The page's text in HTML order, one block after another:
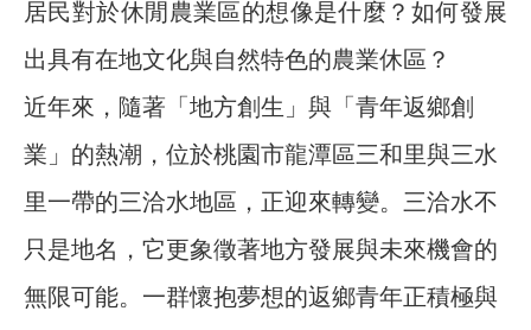
居民對於休閒農業區的想像是什麼？如何發展
出具有在地文化與自然特色的農業休區？
近年來，隨著「地方創生」與「青年返鄉創
業」的熱潮，位於桃園市龍潭區三和里與三水
里一帶的三洽水地區，正迎來轉變。三洽水不
只是地名，它更象徵著地方發展與未來機會的
無限可能。一群懷抱夢想的返鄉青年正積極與